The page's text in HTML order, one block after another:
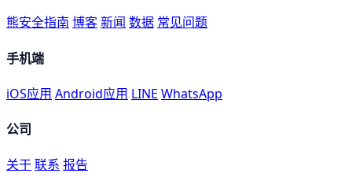
熊安全指南 博客新闻 数据 常见问题
手机端
iOS应用 Android应用 LINE WhatsApp
公司
关于联系 报告